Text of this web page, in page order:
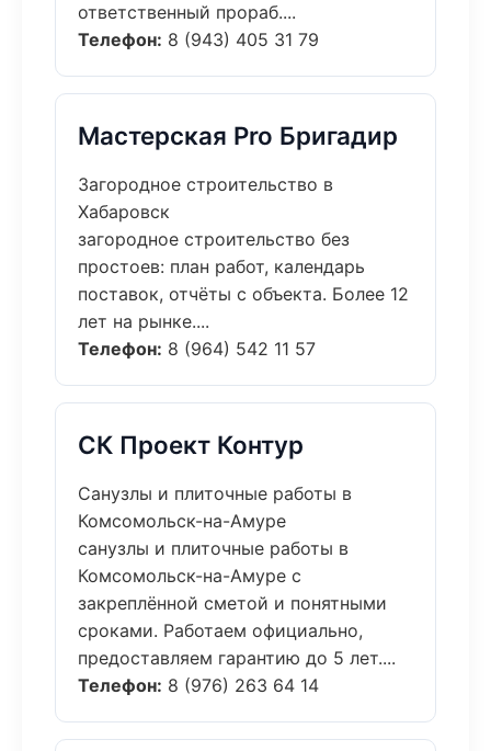
ответственный прораб....
Телефон: 8 (943) 405 31 79
Мастерская Pro Бригадир
Загородное строительство в
Хабаровск
загородное строительство без
простоев: план работ, календарь
поставок, отчёты с объекта. Более 12
лет на рынке....
Телефон: 8 (964) 542 11 57
СК Проект Контур
Санузлы и плиточные работы в
Комсомольск-на-Амуре
санузлы и плиточные работы в
Комсомольск-на-Амуре с
закреплённой сметой и понятными
сроками. Работаем официально,
предоставляем гарантию до 5 лет....
Телефон: 8 (976) 263 64 14